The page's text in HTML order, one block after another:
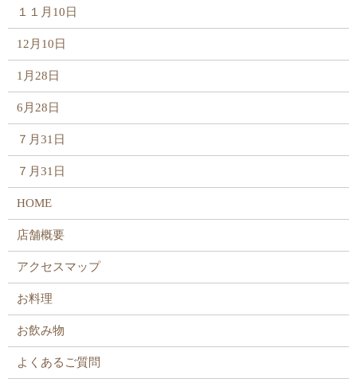
１１月10日
12月10日
1月28日
6月28日
７月31日
７月31日
HOME
店舗概要
アクセスマップ
お料理
お飲み物
よくあるご質問